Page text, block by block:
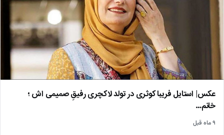
عکس| استایل فریبا کوثری در تولد لاکچری رفیقِ صمیمی‌ اش ؛
خانم…
۹ ماه قبل